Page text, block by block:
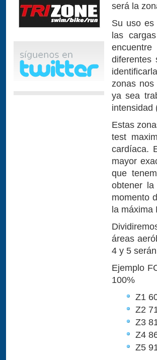
será la
Su uso es
las
diferentes
zonas
ya sea
intensidad
Estas
test
cardíaca.
mayor
que
obtener
momento
la máxima
áreas
4 y 5
Ejemplo
100%
Z1
Z2
Z3
Z4
Z5